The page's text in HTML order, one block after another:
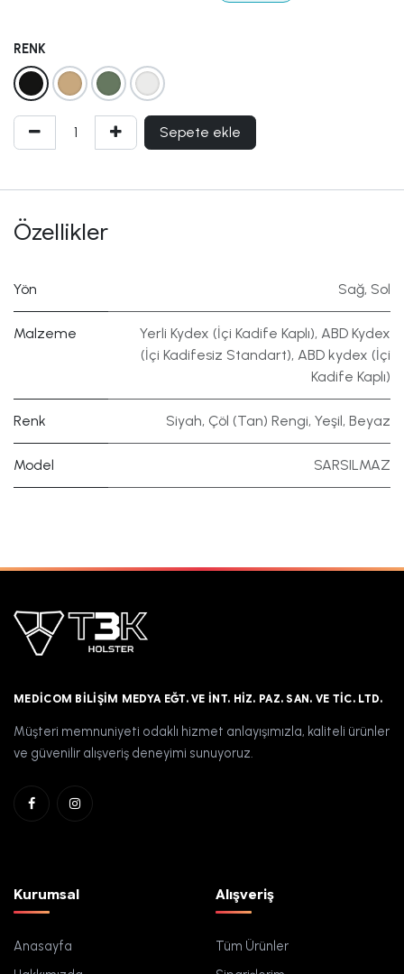
RENK
Sepete ekle
Özellikler
Yön Sağ, Sol
Malzeme Yerli Kydex (İçi Kadife Kaplı), ABD Kydex
(İçi Kadifesiz Standart), ABD kydex (İçi
Kadife Kaplı)
Renk Siyah, Çöl (Tan) Rengi, Yeşil, Beyaz
Model SARSILMAZ
MEDICOM BILIŞIM MEDYA EĞT. VE İNT. HIZ. PAZ. SAN. VE TIC. LTD.
Müşteri memnuniyeti odaklı hizmet anlayışımızla, kaliteli ürünler
ve güvenilir alışveriş deneyimi sunuyoruz.
Kurumsal
Anasayfa
Alışveriş
Tüm Ürünler